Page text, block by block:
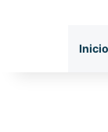
Inicio